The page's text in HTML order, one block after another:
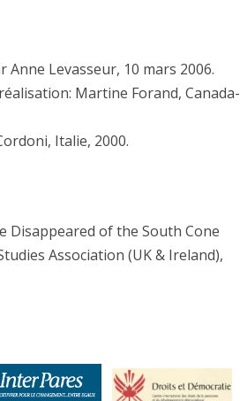
Levasseur, 10 mars 2006.
Martine Forand, Canada-
Italie, 2000.
Disappeared of the South Cone
Association (UK & Ireland),